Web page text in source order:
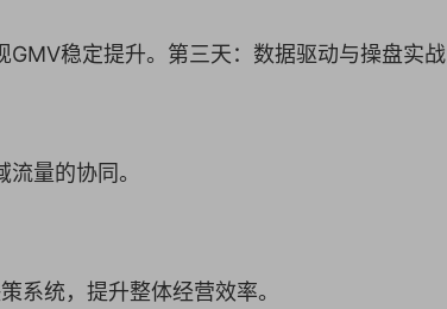
稳定提升。第三天：数据驱动与操盘实战
量的协同。
系统，提升整体经营效率。